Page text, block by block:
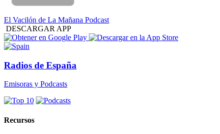
El Vacilón de La Mañana Podcast
DESCARGAR APP
Radios de España
Emisoras y Podcasts
Recursos